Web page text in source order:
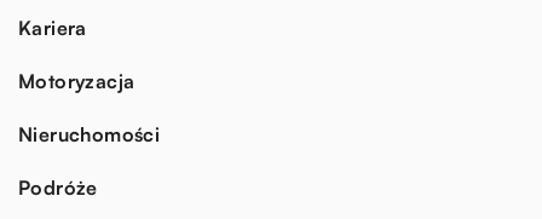
Kariera
Motoryzacja
Nieruchomości
Podróże